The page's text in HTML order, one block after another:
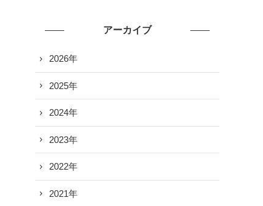
アーカイブ
2026年
2025年
2024年
2023年
2022年
2021年